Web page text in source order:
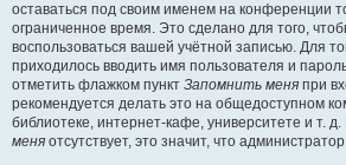
оставаться под своим именем на конференции
ограниченное время. Это сделано для того,
воспользоваться вашей учётной записью. Для
приходилось вводить имя пользователя и
отметить флажком пункт Запомнить меня при
рекомендуется делать это на общедоступном
библиотеке, интернет-кафе, университете и т. д.
меня отсутствует, это значит, что